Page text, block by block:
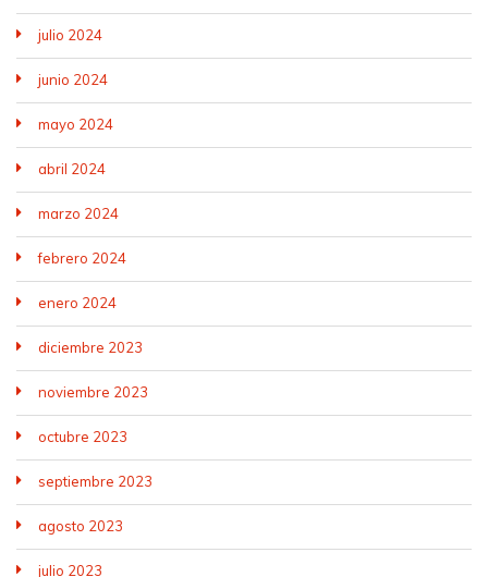
julio 2024
junio 2024
mayo 2024
abril 2024
marzo 2024
febrero 2024
enero 2024
diciembre 2023
noviembre 2023
octubre 2023
septiembre 2023
agosto 2023
julio 2023